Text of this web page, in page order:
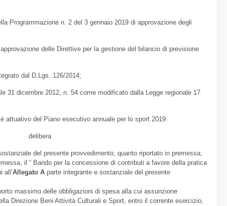
Programmazione n. 2 del 3 gennaio 2019 di approvazione degli
delle Direttive per la gestione del bilancio di previsione
dal D.Lgs. 126/2014;
31 dicembre 2012, n. 54 come modificato dalla Legge regionale 17
attuativo del Piano esecutivo annuale per lo sport 2019.
delibera
del presente provvedimento, quanto riportato in premessa;
il “ Bando per la concessione di contributi a favore della pratica
all’Allegato A parte integrante e sostanziale del presente
massimo delle obbligazioni di spesa alla cui assunzione
Direzione Beni Attività Culturali e Sport, entro il corrente esercizio,